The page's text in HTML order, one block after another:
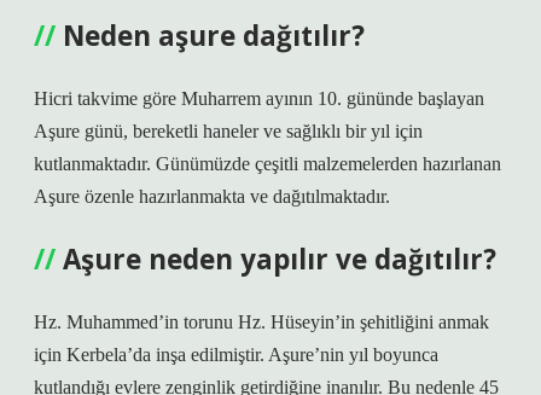
Neden aşure dağıtılır?
Hicri takvime göre Muharrem ayının 10. gününde başlayan
Aşure günü, bereketli haneler ve sağlıklı bir yıl için
kutlanmaktadır. Günümüzde çeşitli malzemelerden hazırlanan
Aşure özenle hazırlanmakta ve dağıtılmaktadır.
Aşure neden yapılır ve dağıtılır?
Hz. Muhammed’in torunu Hz. Hüseyin’in şehitliğini anmak
için Kerbela’da inşa edilmiştir. Aşure’nin yıl boyunca
kutlandığı evlere zenginlik getirdiğine inanılır. Bu nedenle 45